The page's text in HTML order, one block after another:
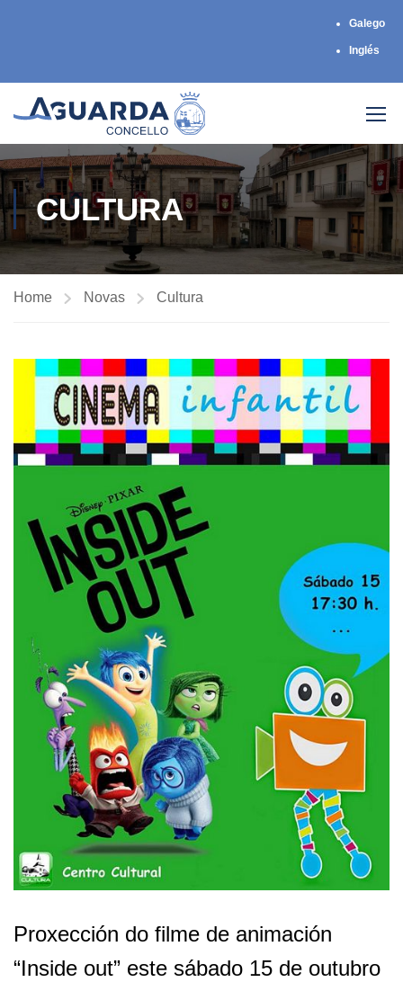
Galego
Inglés
CULTURA
Home Novas Cultura
Proxección do filme de animación
“Inside out” este sábado 15 de outubro